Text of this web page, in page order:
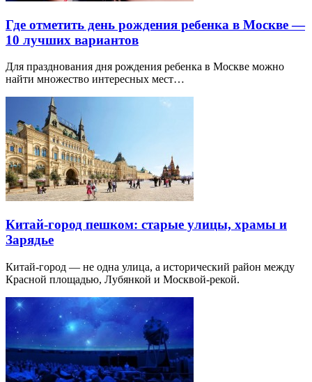
Где отметить день рождения ребенка в Москве —
10 лучших вариантов
Для празднования дня рождения ребенка в Москве можно
найти множество интересных мест…
Китай-город пешком: старые улицы, храмы и
Зарядье
Китай-город — не одна улица, а исторический район между
Красной площадью, Лубянкой и Москвой-рекой.